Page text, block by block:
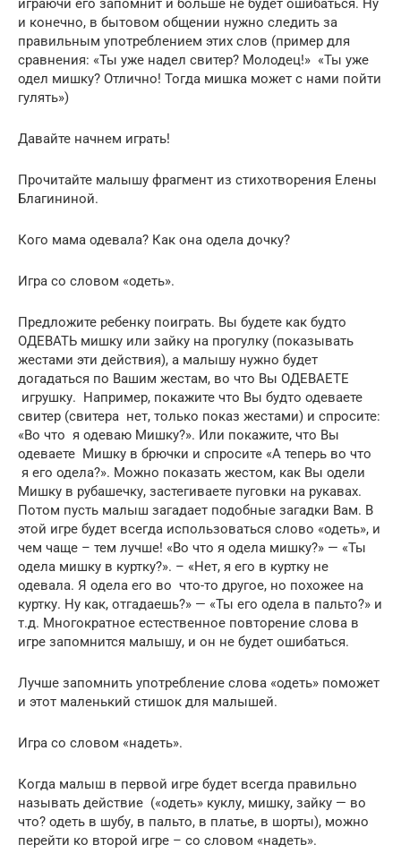
играючи его запомнит и больше не будет ошибаться. Ну
и конечно, в бытовом общении нужно следить за
правильным употреблением этих слов (пример для
сравнения: «Ты уже надел свитер? Молодец!» «Ты уже
одел мишку? Отлично! Тогда мишка может с нами пойти
гулять»)
Давайте начнем играть!
Прочитайте малышу фрагмент из стихотворения Елены
Благининой.
Кого мама одевала? Как она одела дочку?
Игра со словом «одеть».
Предложите ребенку поиграть. Вы будете как будто
ОДЕВАТЬ мишку или зайку на прогулку (показывать
жестами эти действия), а малышу нужно будет
догадаться по Вашим жестам, во что Вы ОДЕВАЕТЕ
игрушку. Например, покажите что Вы будто одеваете
свитер (свитера нет, только показ жестами) и спросите:
«Во что я одеваю Мишку?». Или покажите, что Вы
одеваете Мишку в брючки и спросите «А теперь во что
я его одела?». Можно показать жестом, как Вы одели
Мишку в рубашечку, застегиваете пуговки на рукавах.
Потом пусть малыш загадает подобные загадки Вам. В
этой игре будет всегда использоваться слово «одеть», и
чем чаще – тем лучше! «Во что я одела мишку?» — «Ты
одела мишку в куртку?». – «Нет, я его в куртку не
одевала. Я одела его во что-то другое, но похожее на
куртку. Ну как, отгадаешь?» — «Ты его одела в пальто?» и
т.д. Многократное естественное повторение слова в
игре запомнится малышу, и он не будет ошибаться.
Лучше запомнить употребление слова «одеть» поможет
и этот маленький стишок для малышей.
Игра со словом «надеть».
Когда малыш в первой игре будет всегда правильно
называть действие («одеть» куклу, мишку, зайку — во
что? одеть в шубу, в пальто, в платье, в шорты), можно
перейти ко второй игре – со словом «надеть».